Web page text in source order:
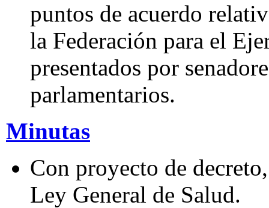
puntos de acuerdo
la Federación para el
presentados por
parlamentarios.
Minutas
Con proyecto de
Ley General de Salud.